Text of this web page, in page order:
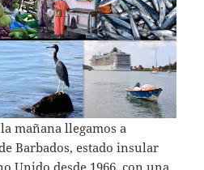
mañana llegamos a
Barbados, estado insular
Unido desde 1966, con una